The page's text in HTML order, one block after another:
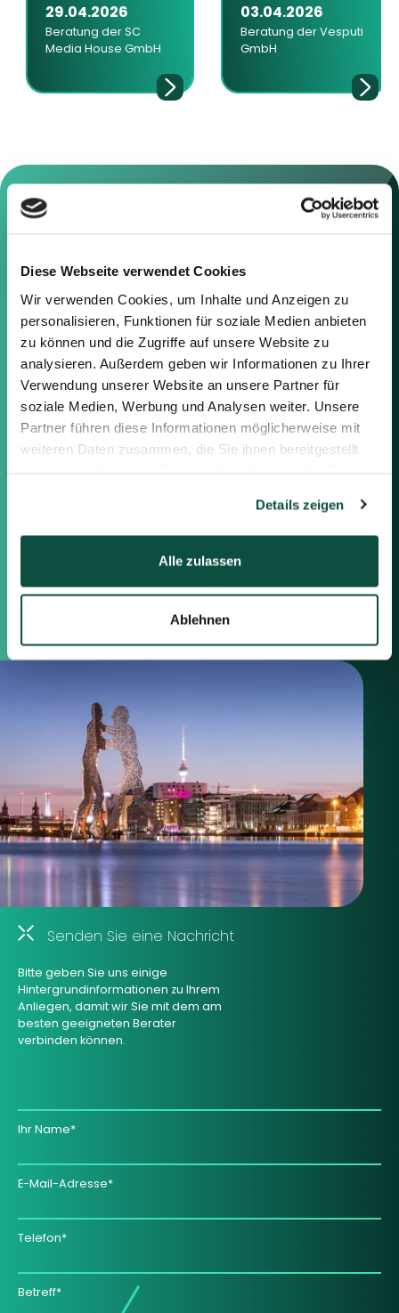
Diese Webseite verwendet Cookies
Wir verwenden Cookies, um Inhalte und Anzeigen zu
personalisieren, Funktionen für soziale Medien anbieten
zu können und die Zugriffe auf unsere Website zu
analysieren. Außerdem geben wir Informationen zu Ihrer
Verwendung unserer Website an unsere Partner für
soziale Medien, Werbung und Analysen weiter. Unsere
Partner führen diese Informationen möglicherweise mit
weiteren Daten zusammen, die Sie ihnen bereitgestellt
Details zeigen
Alle zulassen
Ablehnen
29.04.2026
Beratung der SC
Media House GmbH
03.04.2026
Beratung der Vesputi
GmbH
Kontaktieren Sie uns
Sie können sich gerne mit uns in
Verbindung setzen, indem Sie die
nachstehenden Informationen
oder das Formular auf der rechten
Seite verwenden.
Berlin
Frankfurt
Saxenhammer Corporate Finance GmbH
Mommsenstraße 11
10629 Berlin
Senden Sie eine Nachricht
Bitte geben Sie uns einige
Hintergrundinformationen zu Ihrem
Anliegen, damit wir Sie mit dem am
besten geeigneten Berater
verbinden können.
Ihr Name*
E-Mail-Adresse*
Telefon*
Betreff*